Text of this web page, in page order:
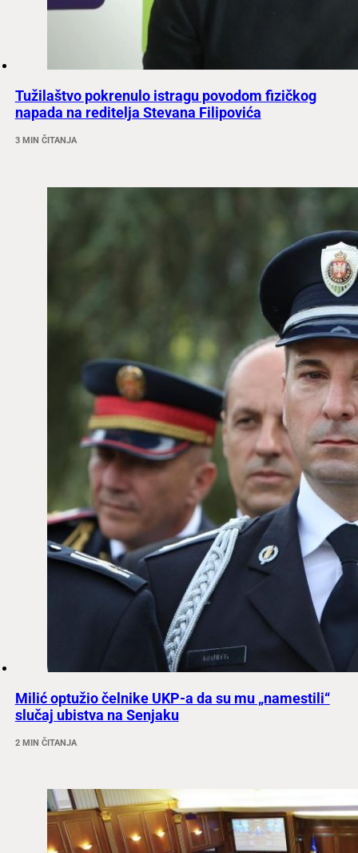
Tužilaštvo pokrenulo istragu povodom fizičkog
napada na reditelja Stevana Filipovića
3 MIN ČITANJA
Milić optužio čelnike UKP-a da su mu „namestili“
slučaj ubistva na Senjaku
2 MIN ČITANJA